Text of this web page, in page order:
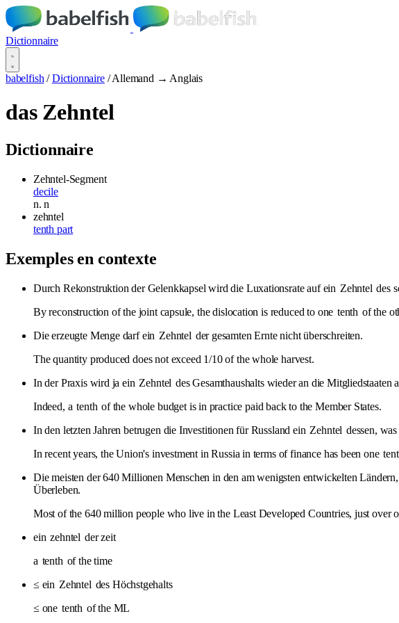
Dictionnaire
babelfish / Dictionnaire / Allemand → Anglais
das Zehntel
Dictionnaire
Zehntel-Segment
decile
n.n
zehntel
tenth part
Exemples en contexte
Durch Rekonstruktion der Gelenkkapsel wird die Luxationsrate auf ein Zehntel des
By reconstruction of the joint capsule, the dislocation is reduced to one tenth of the
Die erzeugte Menge darf ein Zehntel der gesamten Ernte nicht überschreiten.
The quantity produced does not exceed 1/10 of the whole harvest.
In der Praxis wird ja ein Zehntel des Gesamthaushalts wieder an die Mitgliedstaaten
Indeed, a tenth of the whole budget is in practice paid back to the Member States.
In den letzten Jahren betrugen die Investitionen für Russland ein Zehntel dessen,
In recent years, the Union's investment in Russia in terms of finance has been one
Die meisten der 640 Millionen Menschen in den am wenigsten entwickelten Ländern,
Überleben.
Most of the 640 million people who live in the Least Developed Countries, just over
ein zehntel der zeit
a tenth of the time
≤ ein Zehntel des Höchstgehalts
≤ one tenth of the ML